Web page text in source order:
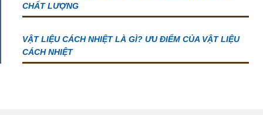
CHẤT LƯỢNG
VẬT LIỆU CÁCH NHIỆT LÀ GÌ? ƯU ĐIỂM CỦA VẬT LIỆU
CÁCH NHIỆT